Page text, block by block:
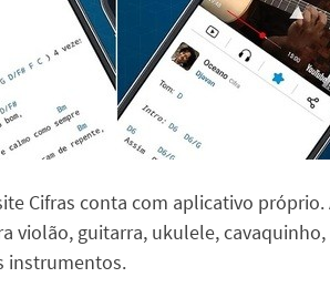
Cifras conta com aplicativo
violão, guitarra, ukulele,
instrumentos.